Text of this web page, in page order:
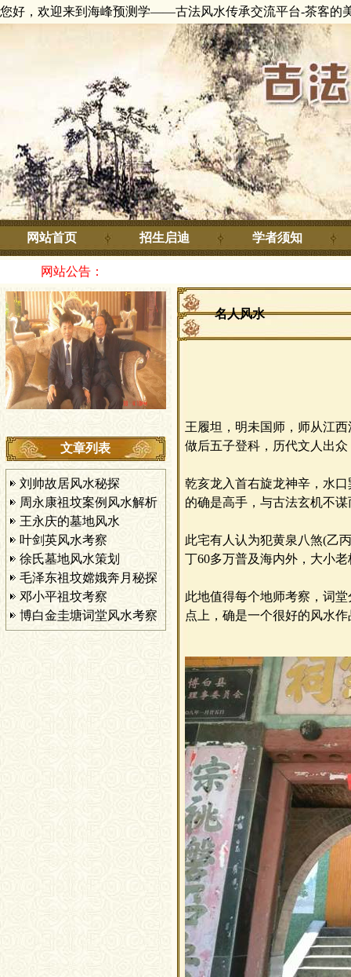
您好，欢迎来到海峰预测学——古法风水传承交流平台-茶客的
网站首页 招生启迪 学者须知
网站公告：
文章列表
刘帅故居风水秘探
周永康祖坟案例风水解析
王永庆的墓地风水
叶剑英风水考察
徐氏墓地风水策划
毛泽东祖坟嫦娥奔月秘探
邓小平祖坟考察
博白金圭塘词堂风水考察
名人风水
王履坦，明未国师，师从江
做后五子登科，历代文人出
乾亥龙入首右旋龙神辛，水
的确是高手，与古法玄机不
此宅有人认为犯黄泉八煞(乙
丁60多万普及海内外，大小
此地值得每个地师考察，词
点上，确是一个很好的风水作